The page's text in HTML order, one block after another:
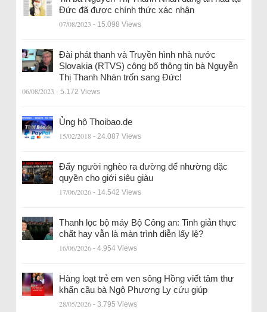
Đức đã được chính thức xác nhận
07/08/2023 - 15.098 Views
Đài phát thanh và Truyền hình nhà nước
Slovakia (RTVS) công bố thông tin bà Nguyễn
Thị Thanh Nhàn trốn sang Đức!
06/08/2023 - 5.172 Views
Ủng hộ Thoibao.de
15/02/2018 - 24.087 Views
Đẩy người nghèo ra đường để nhường đặc
quyền cho giới siêu giàu
17/06/2026 - 14.542 Views
Thanh lọc bộ máy Bộ Công an: Tinh giản thực
chất hay vẫn là màn trình diễn lấy lệ?
16/06/2026 - 4.954 Views
Hàng loạt trẻ em ven sông Hồng viết tâm thư
khẩn cầu bà Ngô Phương Ly cứu giúp
28/05/2026 - 3.795 Views